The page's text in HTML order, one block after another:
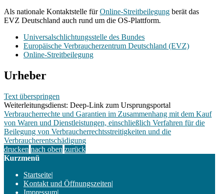
Als nationale Kontaktstelle fürOnline-Streitbeilegung berät das
EVZ Deutschland auch rund um die OS-Plattform.
Universalschlichtungsstelle des Bundes
Europäische Verbraucherzentrum Deutschland (EVZ)
Online-Streitbeilegung
Urheber
Text überspringen
Weiterleitungsdienst: Deep-Link zum Ursprungsportal
Verbraucherrechte und Garantien im Zusammenhang mit dem Kauf
von Waren und Dienstleistungen, einschließlich Verfahren für die
Beilegung von Verbraucherrechtsstreitigkeiten und die
Verbraucherentschädigung
drucken nach oben zurück
Kurzmenü
Startseite|
Kontakt und Öffnungszeiten|